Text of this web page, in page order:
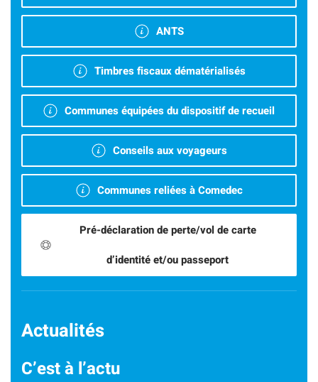
ANTS
Timbres fiscaux dématérialisés
Communes équipées du dispositif de recueil
Conseils aux voyageurs
Communes reliées à Comedec
Pré-déclaration de perte/vol de carte
d’identité et/ou passeport
Actualités
C’est à l’actu